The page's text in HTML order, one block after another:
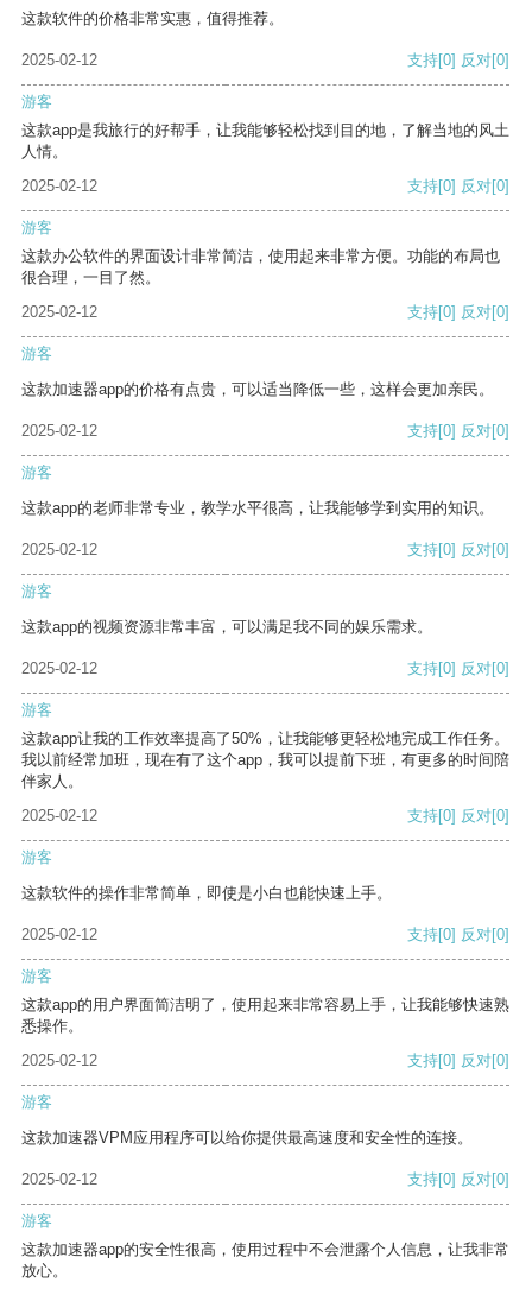
这款软件的价格非常实惠，值得推荐。
2025-02-12 支持[0] 反对[0]
游客
这款app是我旅行的好帮手，让我能够轻松找到目的地，了解当地的风土
人情。
2025-02-12
支持[0] 反对[0]
游客
这款办公软件的界面设计非常简洁，使用起来非常方便。功能的布局也
很合理，一目了然。
2025-02-12
支持[0] 反对[0]
游客
这款加速器app的价格有点贵，可以适当降低一些，这样会更加亲民。
2025-02-12 支持[0] 反对[0]
游客
这款app的老师非常专业，教学水平很高，让我能够学到实用的知识。
2025-02-12 支持[0] 反对[0]
游客
这款app的视频资源非常丰富，可以满足我不同的娱乐需求。
2025-02-12 支持[0] 反对[0]
游客
这款app让我的工作效率提高了50%，让我能够更轻松地完成工作任务。
我以前经常加班，现在有了这个app，我可以提前下班，有更多的时间陪
伴家人。
2025-02-12
支持[0] 反对[0]
游客
这款软件的操作非常简单，即使是小白也能快速上手。
2025-02-12 支持[0] 反对[0]
游客
这款app的用户界面简洁明了，使用起来非常容易上手，让我能够快速熟
悉操作。
2025-02-12
支持[0] 反对[0]
游客
这款加速器VPM应用程序可以给你提供最高速度和安全性的连接。
2025-02-12 支持[0] 反对[0]
游客
这款加速器app的安全性很高，使用过程中不会泄露个人信息，让我非常
放心。